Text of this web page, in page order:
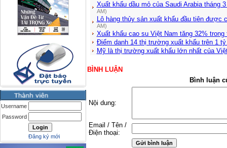
Username
Password
Đăng ký mới
Xuất khẩu dầu mỏ của Saudi Arabia tháng
AM)
Lô hàng thủy sản xuất khẩu đầu tiên được
AM)
Xuất khẩu cao su Việt Nam tăng 32% trong
Điểm danh 14 thị trường xuất khẩu trên 1 tỷ
Mỹ là thị trường xuất khẩu lớn nhất của
BÌNH LUẬN
Bình luận
Nội dung:
Email / Tên /
Điện thoại: